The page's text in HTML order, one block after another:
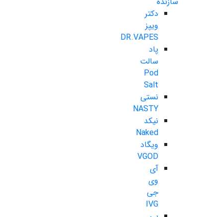
دکتر
ویپز
DR.VAPES
پاد
سالت
Pod
Salt
نستی
NASTY
نیکد
Naked
ویگاد
VGOD
آی
وی
جی
IVG